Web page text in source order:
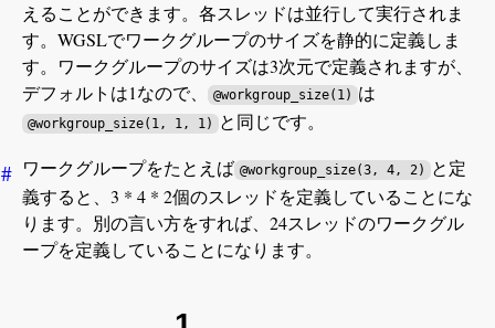
えることができます。各スレッドは並行して実行されま
す。WGSLでワークグループのサイズを静的に定義しま
す。ワークグループのサイズは3次元で定義されますが、
デフォルトは1なので、
@workgroup_size(1) は
@workgroup_size(1, 1, 1) と同じです。
# ワークグループをたとえば @workgroup_size(3, 4, 2) と定
義すると、3 * 4 * 2個のスレッドを定義していることにな
ります。別の言い方をすれば、24スレッドのワークグル
ープを定義していることになります。